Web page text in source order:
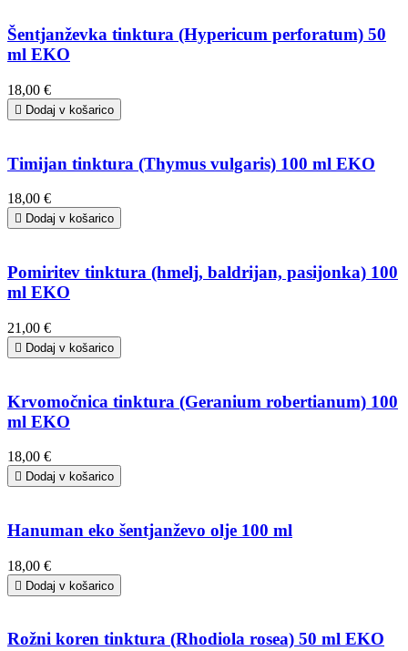
Šentjanževka tinktura (Hypericum perforatum) 50
ml EKO
18,00 €
 Dodaj v košarico
Timijan tinktura (Thymus vulgaris) 100 ml EKO
18,00 €
 Dodaj v košarico
Pomiritev tinktura (hmelj, baldrijan, pasijonka) 100
ml EKO
21,00 €
 Dodaj v košarico
Krvomočnica tinktura (Geranium robertianum) 100
ml EKO
18,00 €
 Dodaj v košarico
Hanuman eko šentjanževo olje 100 ml
18,00 €
 Dodaj v košarico
Rožni koren tinktura (Rhodiola rosea) 50 ml EKO